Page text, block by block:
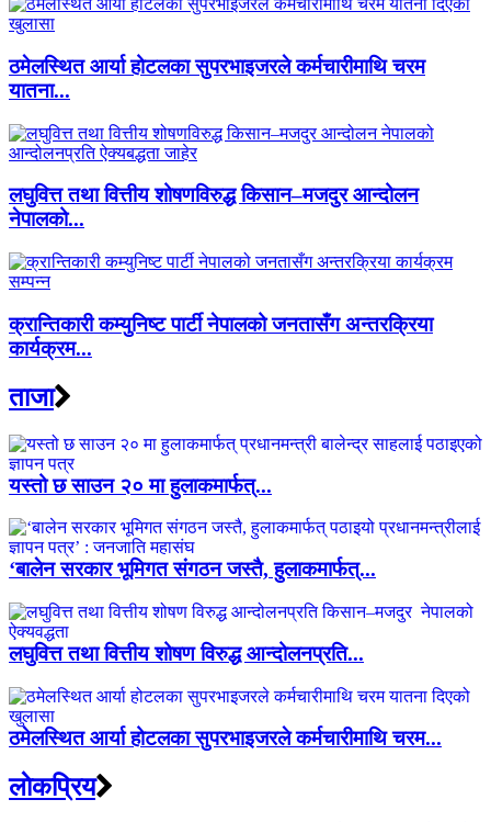
ठमेलस्थित आर्या होटलका सुपरभाइजरले कर्मचारीमाथि चरम
यातना...
लघुवित्त तथा वित्तीय शोषणविरुद्ध किसान–मजदुर आन्दोलन
नेपालको...
क्रान्तिकारी कम्युनिष्ट पार्टी नेपालको जनतासँग अन्तरक्रिया
कार्यक्रम...
ताजा
यस्तो छ साउन २० मा हुलाकमार्फत्...
‘बालेन सरकार भूमिगत संगठन जस्तै, हुलाकमार्फत्...
लघुवित्त तथा वित्तीय शोषण विरुद्ध आन्दोलनप्रति...
ठमेलस्थित आर्या होटलका सुपरभाइजरले कर्मचारीमाथि चरम...
लाेकप्रिय